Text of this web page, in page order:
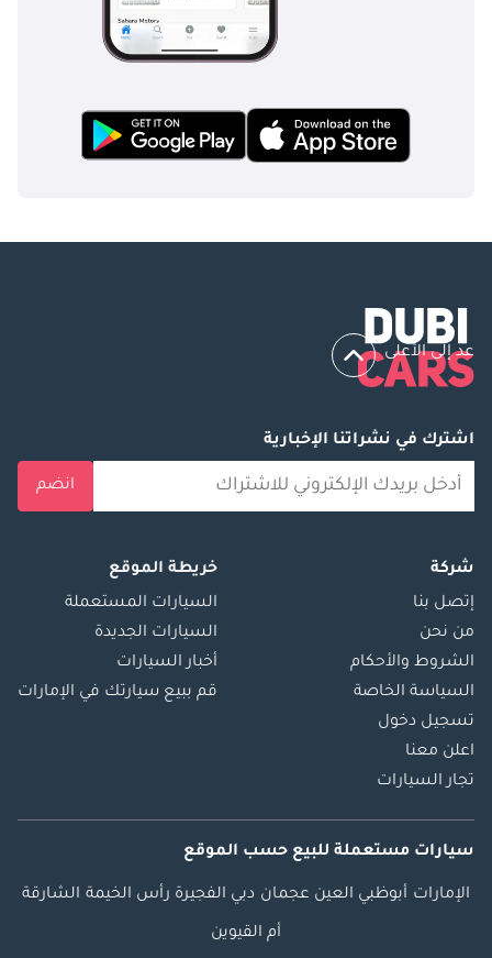
عد إلى الأعلى
اشترك في نشراتنا الإخبارية
انضم
شركة
إتصل بنا
من نحن
الشروط والأحكام
السياسة الخاصة
تسجيل دخول
اعلن معنا
تجار السيارات
خريطة الموقع
السيارات المستعملة
السيارات الجديدة
أخبار السيارات
قم ببيع سيارتك في الإمارات
سيارات مستعملة للبيع حسب الموقع
الإمارات أبوظبي العين عجمان دبي الفجيرة رأس الخيمة الشارقة
أم القيوين